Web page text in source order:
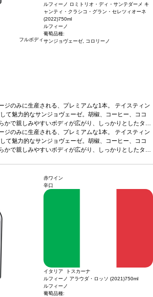
フルボディ
ルフィーノ ロミトリオ・ディ・サンテダーメ キ
ャンティ・クラシコ・グラン・セレツィオーネ
(2022)750ml
ルフィーノ
葡萄品種:
サンジョヴェーゼ, コロリーノ
ジのみに生産される、プレミアムな1本。 テイスティン
て魅力的なサンジョヴェーゼ。胡椒、コーヒー、ココ
かで親しみやすいボディが広がり、しっかりとしたタン
スとウッディさを伴う、長い余韻の後味が続く。葡萄品
、コロリーノ 2%認証ユーロリーフ、SQNPI
ジのみに生産される、プレミアムな1本。 テイスティン
て魅力的なサンジョヴェーゼ。胡椒、コーヒー、ココ
かで親しみやすいボディが広がり、しっかりとしたタン
赤ワイン
辛口
イタリア トスカーナ
ルフィーノ アラウダ・ロッソ (2021)750ml
ルフィーノ
葡萄品種: